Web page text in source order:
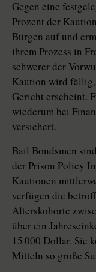
Gegen eine
Prozent der
Bürgen auf und
ihrem Prozess in
schwerer der
Kaution wird
Gericht erscheint.
wiederum bei
versichert.
Bail Bondsmen
der Prison Policy
Kautionen
verfügen die
Alterskohorte
über ein
15 000 Dollar. Sie
Mitteln so große